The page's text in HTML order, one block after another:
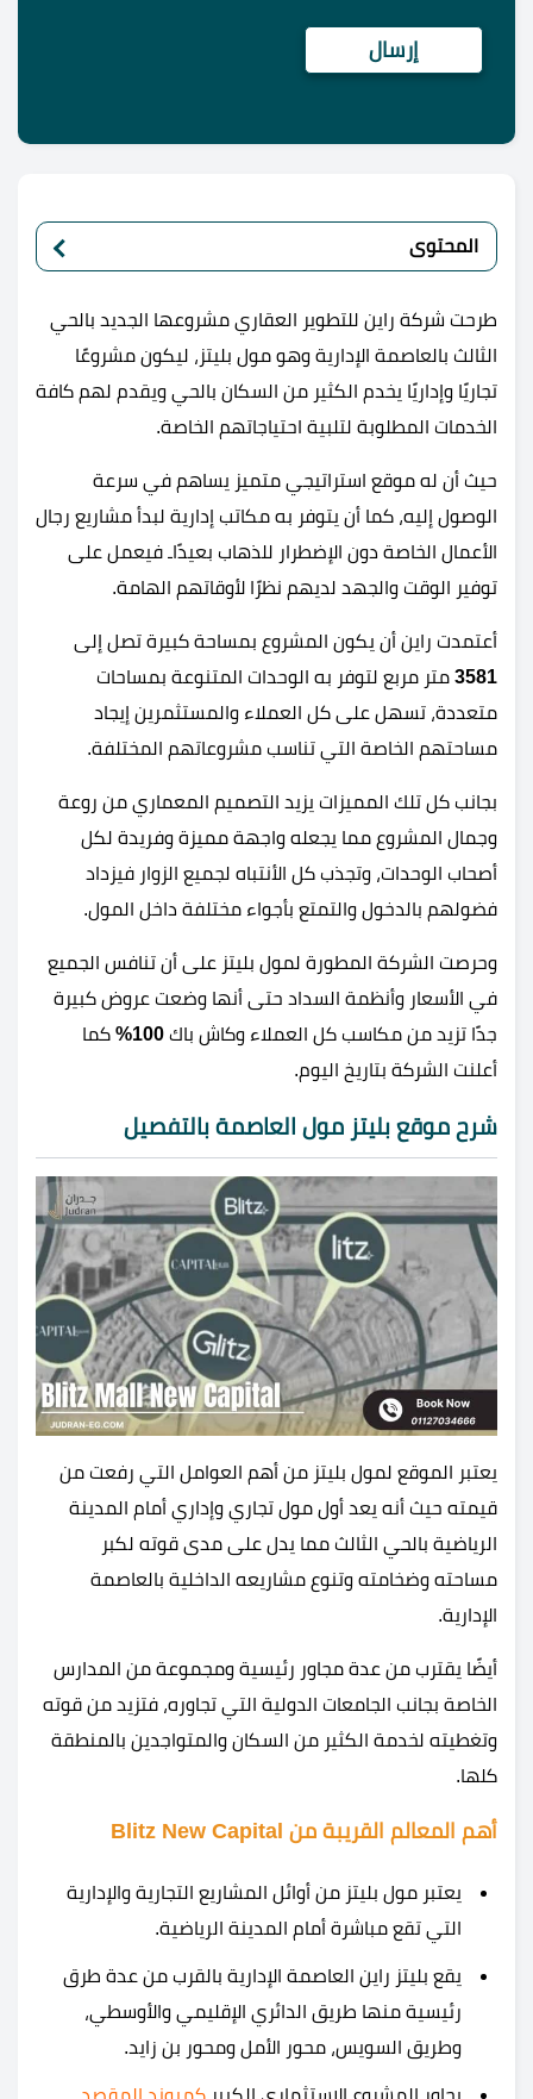
المحتوى
طرحت شركة راين للتطوير العقاري مشروعها الجديد بالحي
الثالث بالعاصمة الإدارية وهو مول بليتز، ليكون مشروعًا
تجاريًا وإداريًا يخدم الكثير من السكان بالحي ويقدم لهم كافة
الخدمات المطلوبة لتلبية احتياجاتهم الخاصة.
حيث أن له موقع استراتيجي متميز يساهم في سرعة
الوصول إليه، كما أن يتوفر به مكاتب إدارية لبدأ مشاريع رجال
الأعمال الخاصة دون الإضطرار للذهاب بعيدًاـ فيعمل على
توفير الوقت والجهد لديهم نظرًا لأوقاتهم الهامة.
أعتمدت راين أن يكون المشروع بمساحة كبيرة تصل إلى
3581 متر مربع لتوفر به الوحدات المتنوعة بمساحات
متعددة، تسهل على كل العملاء والمستثمرين إيجاد
مساحتهم الخاصة التي تناسب مشروعاتهم المختلفة.
بجانب كل تلك المميزات يزيد التصميم المعماري من روعة
وجمال المشروع مما يجعله واجهة مميزة وفريدة لكل
أصحاب الوحدات، وتجذب كل الأنتباه لجميع الزوار فيزداد
فضولهم بالدخول والتمتع بأجواء مختلفة داخل المول.
وحرصت الشركة المطورة لمول بليتز على أن تنافس الجميع
في الأسعار وأنظمة السداد حتى أنها وضعت عروض كبيرة
جدًا تزيد من مكاسب كل العملاء وكاش باك 100%
كما
أعلنت الشركة بتاريخ اليوم.
شرح موقع بليتز مول العاصمة بالتفصيل
يعتبر الموقع لمول بليتز من أهم العوامل التي رفعت من
قيمته حيث أنه يعد أول مول تجاري وإداري أمام المدينة
الرياضية بالحي الثالث مما يدل على مدى قوته لكبر
مساحته وضخامته وتنوع مشاريعه الداخلية بالعاصمة
الإدارية.
أيضًا يقترب من عدة مجاور رئيسية ومجموعة من المدارس
الخاصة بجانب الجامعات الدولية التي تجاوره، فتزيد من قوته
وتغطيته لخدمة الكثير من السكان والمتواجدين بالمنطقة
كلها.
أهم المعالم القريبة من Blitz New Capital
يعتبر مول بليتز من أوائل المشاريع التجارية والإدارية
التي تقع مباشرة أمام المدينة الرياضية.
يقع بليتز راين العاصمة الإدارية بالقرب من عدة طرق
رئيسية منها طريق الدائري الإقليمي والأوسطي،
وطريق السويس، محور الأمل ومحور بن زايد.